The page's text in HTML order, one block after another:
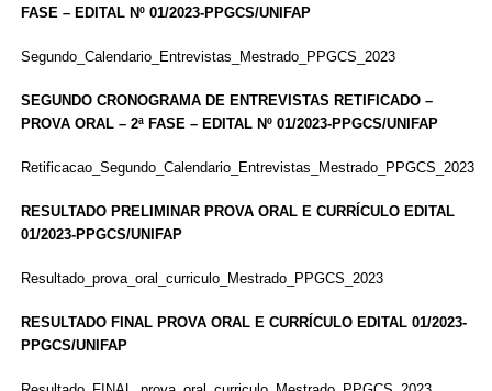
FASE – EDITAL Nº 01/2023-PPGCS/UNIFAP
Segundo_Calendario_Entrevistas_Mestrado_PPGCS_2023
SEGUNDO CRONOGRAMA DE ENTREVISTAS RETIFICADO –
PROVA ORAL – 2ª FASE – EDITAL Nº 01/2023-PPGCS/UNIFAP
Retificacao_Segundo_Calendario_Entrevistas_Mestrado_PPGCS_2023
RESULTADO PRELIMINAR PROVA ORAL E CURRÍCULO EDITAL
01/2023-PPGCS/UNIFAP
Resultado_prova_oral_curriculo_Mestrado_PPGCS_2023
RESULTADO FINAL PROVA ORAL E CURRÍCULO EDITAL 01/2023-
PPGCS/UNIFAP